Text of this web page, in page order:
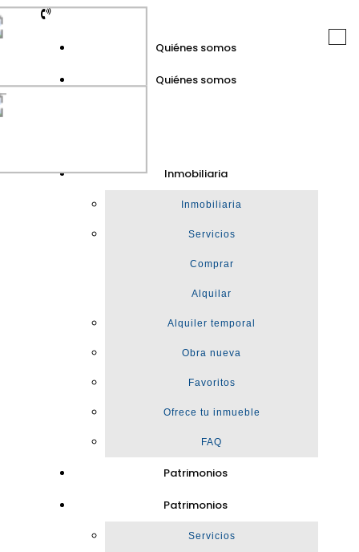
Quiénes somos
Quiénes somos
Inmobiliaria
Inmobiliaria
Servicios
Comprar
Alquilar
Alquiler temporal
Obra nueva
Favoritos
Ofrece tu inmueble
FAQ
Patrimonios
Patrimonios
Servicios